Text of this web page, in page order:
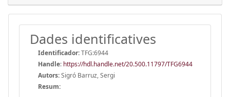
Dades identificatives
Identificador:TFG:6944
Handle: https://hdl.handle.net/20.500.11797/TFG6944
Autors:Sigró Barruz, Sergi
Resum: